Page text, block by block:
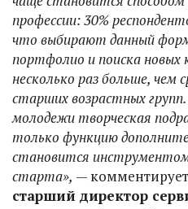
профессии: 30%
что выбирают данный
портфолио и поиска
несколько раз больше, чем
старших возрастных
молодежи творческая
только функцию
становится инструментом
старта», — комментирует
старший директор